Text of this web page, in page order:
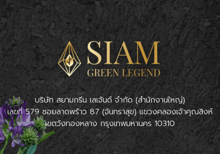
บริษัท สยามกรีน เลเจ้นด์ จำกัด (สำนักงานใหญ่)
เลขที่ 579 ซอยลาดพร้าว 87 (จันทราสุข) แขวงคลองเจ้าคุณสิงห์
เขตวังทองหลาง กรุงเทพมหานคร 10310